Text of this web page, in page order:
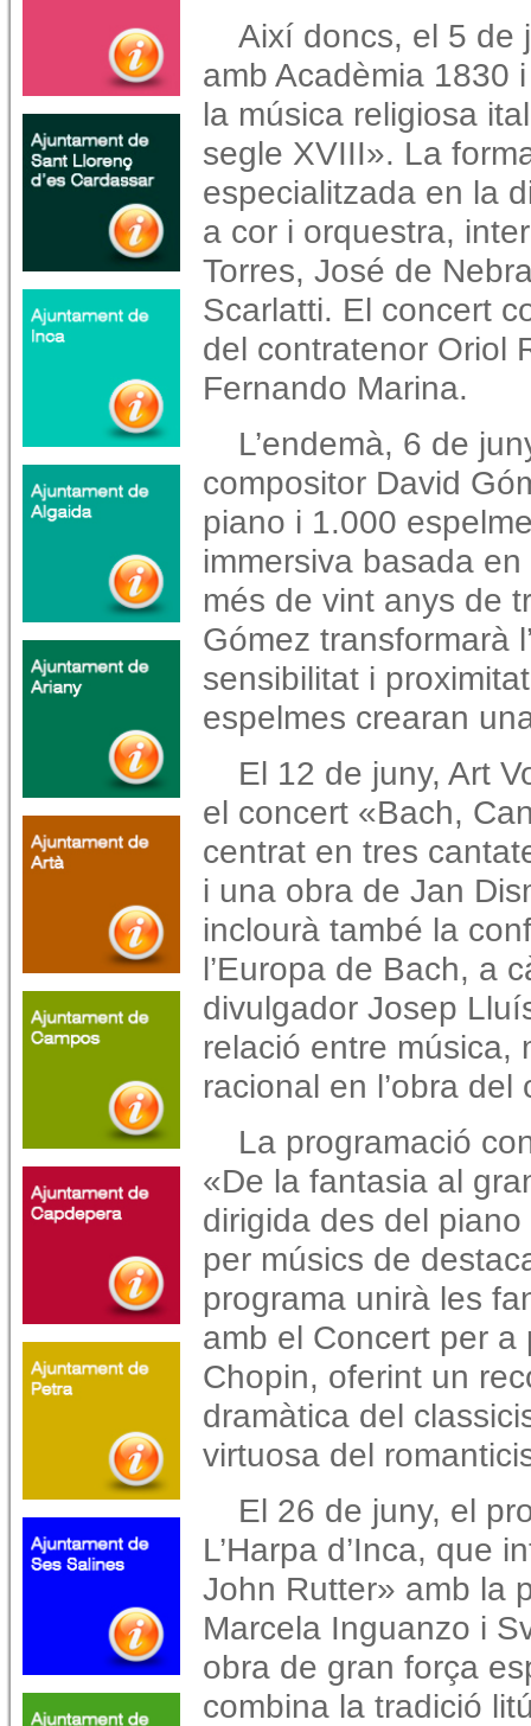
Així doncs, el 5 de
amb Acadèmia 1830
la música religiosa
segle XVIII». La
especialitzada en la
a cor i orquestra,
Torres, José de
Scarlatti. El concert
del contratenor Oriol
Fernando Marina.
L’endemà, 6 de
compositor David
piano i 1.000
immersiva basada
més de vint anys de
Gómez transformarà
sensibilitat i
espelmes crearan
El 12 de juny, Art
el concert «Bach,
centrat en tres
i una obra de Jan
inclourà també la
l’Europa de Bach, a
divulgador Josep
relació entre música,
racional en l’obra
La programació
«De la fantasia al
dirigida des del
per músics de
programa unirà les
amb el Concert per
Chopin, oferint un
dramàtica del
virtuosa del
El 26 de juny, el
L’Harpa d’Inca, que
John Rutter» amb la
Marcela Inguanzo i
obra de gran força
combina la tradició